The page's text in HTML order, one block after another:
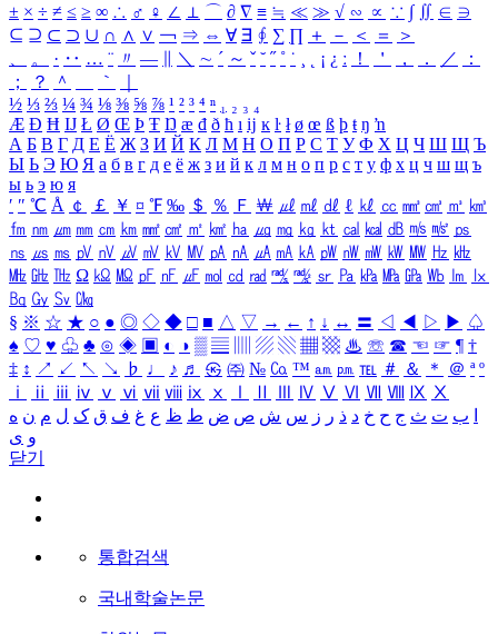
± × ÷ ≠ ≤ ≥ ∞ ∴ ♂ ♀ ∠ ⊥ ⌒ ∂ ∇ ≡ ≒ ≪ ≫ √ ∽ ∝ ∵ ∫ ∬ ∈ ∋
⊆ ⊇ ⊂ ⊃ ∪ ∩ ∧ ∨ ￢ ⇒ ⇔ ∀ ∃ ∮ ∑ ∏ ＋ － ＜ ＝
＞
、
。 · ‥ … ¨ 〃 ― ＼ ∼ ´ ～ ˇ ˘ ˝ ˚ ˙ ¸ ¡ ¿ ː ！ ＇ ， ． ／
：
；
？ ＾ ｀
½ ⅓ ⅔ ¼ ¾ ⅛ ⅜ ⅝ ⅞ ¹ ² ³ ⁴ ⁿ ₁ ₂ ₃ ₄
Æ Ð Ħ Ĳ Ł Ø Œ Þ Ŧ Ŋ æ đ ð ħ ı ĳ ĸ ŀ ł ø œ ß þ ŧ ŋ ŉ
А Б В Г Д Е Ё Ж З И Й К Л М Н О П Р С Т У Ф Х Ц Ч Ш Щ Ъ
Ы Ь Э Ю Я а б в г д е ё ж з и й к л м н о п р с т у ф х ц ч ш щ ъ
ы ь э ю я
′ ″ ℃ Å ￠ ￡ ￥ ¤ ℉ ‰ ＄ ％ Ｆ ￦ ㎕ ㎖ ㎗ ℓ ㎘ ㏄ ㎣ ㎤ ㎥ ㎦
㎙ ㎚ ㎛ ㎜ ㎝ ㎞ ㎟ ㎠ ㎡ ㎢ ㏊ ㎍ ㎎ ㎏ ㏏ ㎈ ㎉ ㏈ ㎧ ㎨ ㎰
㎱ ㎲ ㎳ ㎴ ㎵ ㎶ ㎷ ㎸ ㎹ ㎀ ㎁ ㎂ ㎃ ㎄ ㎺ ㎻ ㎽ ㎾ ㎿ ㎐ ㎑
㎒ ㎓ ㎔ Ω ㏀ ㏁ ㎊ ㎋ ㎌ ㏖ ㏅ ㎭ ㎮ ㎯ ㏛ ㎩ ㎪ ㎫ ㎬ ㏝ ㏐
㏓
㏃ ㏉ ㏜ ㏆
§ ※ ☆ ★ ○ ● ◎ ◇ ◆ □ ■ △ ▽ → ← ↑ ↓ ↔ 〓 ◁ ◀ ▷ ▶ ♤
♠ ♡ ♥ ♧ ♣ ⊙ ◈ ▣ ◐ ◑ ▒ ▤ ▨ ▧ ▦ ▩ ♨ ☏ ☎ ☜ ☞ ¶ †
‡ ↕ ↗ ↙ ↖ ↘ ♭ ♩ ♪ ♬ ㉿ ㈜ № ㏇ ™ ㏂ ㏘ ℡ ＃ ＆ ＊ ＠ ª º
ⅰ
ⅱ ⅲ ⅳ ⅴ ⅵ ⅶ ⅷ ⅸ ⅹ Ⅳ Ⅴ Ⅵ Ⅶ Ⅷ Ⅸ Ⅹ
ب ت ث ج ح خ د ذ ر ز س ش ص ض ط ظ ع غ ف ق ک ل م ن ه
و ی
닫기
통합검색
국내학술논문